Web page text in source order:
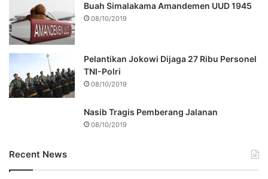
Buah Simalakama Amandemen UUD 1945
08/10/2019
Pelantikan Jokowi Dijaga 27 Ribu Personel
TNI-Polri
08/10/2019
Nasib Tragis Pemberang Jalanan
08/10/2019
Recent News